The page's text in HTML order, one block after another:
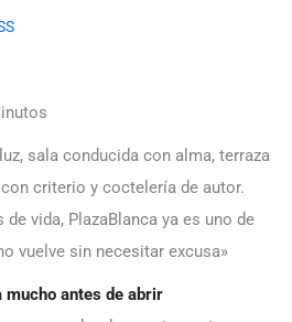
sala conducida con alma, terraza
criterio y coctelería de autor.
vida, PlazaBlanca ya es uno de
vuelve sin necesitar excusa»
mucho antes de abrir